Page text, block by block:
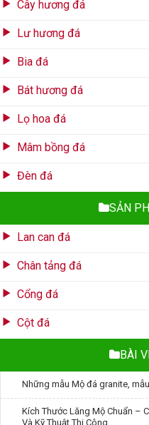
Cây hương đá
Lư hương đá
Bia đá
Bát hương đá
Lọ hoa đá
Mâm bồng đá
Đèn đá
SẢN
Lan can đá
Chân tảng đá
Cổng đá
Cột đá
BÀI
Những mẫu Mộ đá granite,
Kích Thước Lăng Mộ Chuẩn –
Và Kỹ Thuật Thi Công